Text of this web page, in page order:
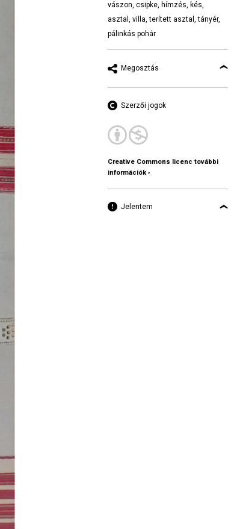
vászon, csipke, hímzés, kés,
asztal , villa,terített asztal ,tányér,
pálinkás pohár
Megosztás
Szerzői jogok
Creative Commons licenc további
információk ›
Jelentem